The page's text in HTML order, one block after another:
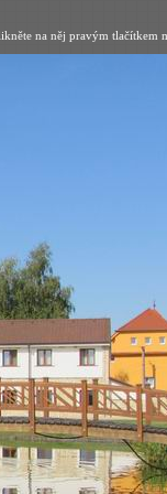
na něj pravým tlačítkem